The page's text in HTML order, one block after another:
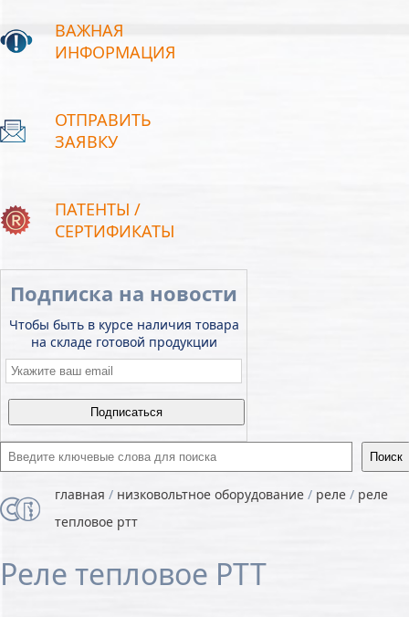
ВАЖНАЯ
ИНФОРМАЦИЯ
ОТПРАВИТЬ
ЗАЯВКУ
ПАТЕНТЫ /
СЕРТИФИКАТЫ
Подписка на новости
Чтобы быть в курсе наличия товара
на складе готовой продукции
Email*
Введите ключевые слова для поиска
главная / низковольтное оборудование / реле / реле
тепловое ртт
Реле тепловое РТТ